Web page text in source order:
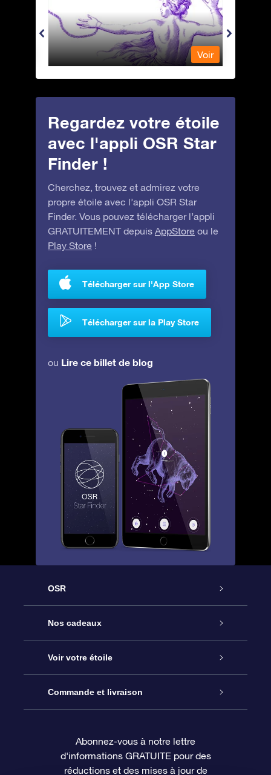
Andromeda - Andromède
Voir
Regardez votre étoile
avec l'appli OSR Star
Finder !
Cherchez, trouvez et admirez votre
propre étoile avec l’appli OSR Star
Finder. Vous pouvez télécharger l’appli
GRATUITEMENT depuis AppStore ou le
Play Store !
Télécharger sur l'App Store
Télécharger sur la Play Store
ou Lire ce billet de blog
OSR
Service
À propos de l’OSR
Nous contacter
Questions fréquemment posées
Nos cadeaux
Cadeau d’étoile en ligne
Coffret cadeau OSR
Carte cadeau OSR
Voir votre étoile
Registre des étoiles
Page d’accueil personnalisée
Commande et livraison
Informations de paiement
Abonnez-vous à notre lettre
d'informations GRATUITE pour des
réductions et des mises à jour de